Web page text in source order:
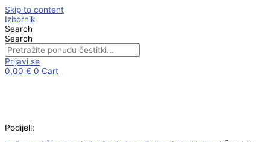
Skip to content
Izbornik
Search
Search
Prijavi se
0,00 € 0 Cart
Podijeli: